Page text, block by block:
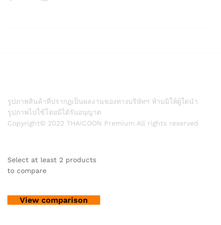
รูปภาพสินค้าที่ปรากฏเป็นผลงานของทางบริษัทฯ ห้ามมิให้ผู้ใดนำ
รูปภาพไปใช้โดยมิได้รับอนุญาต
Copyright© 2022 THAICOON Premium All rights reserved
Select at least 2 products
to compare
View comparison